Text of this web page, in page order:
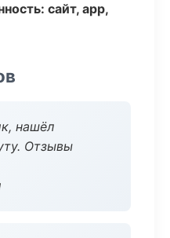
сайт, app,
нашёл
Отзывы